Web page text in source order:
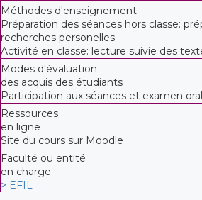
Méthodes d'enseignement
Préparation des séances hors classe:
recherches personelles
Activité en classe: lecture suivie des
Modes d'évaluation
des acquis des étudiants
Participation aux séances et examen
Ressources
en ligne
Site du cours sur Moodle
Faculté ou entité
en charge
> EFIL